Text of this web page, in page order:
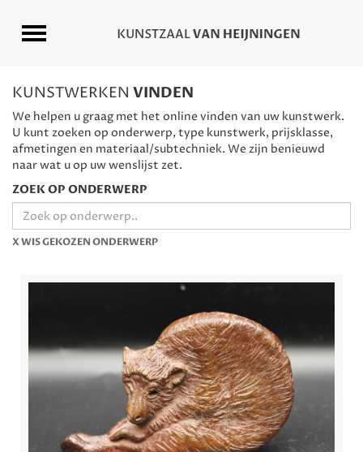
KUNSTWERKEN VINDEN
We helpen u graag met het online vinden van uw kunstwerk.
U kunt zoeken op onderwerp, type kunstwerk, prijsklasse,
afmetingen en materiaal/subtechniek. We zijn benieuwd
naar wat u op uw wenslijst zet.
ZOEK OP ONDERWERP
X WIS GEKOZEN ONDERWERP